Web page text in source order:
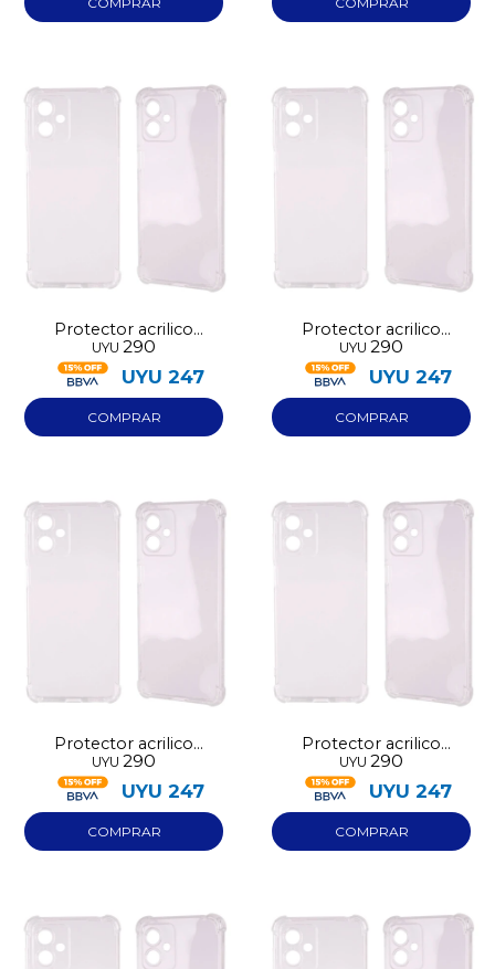
Protector acrilico
transparente Iphone 16
UYU 290
UYU 247
Protector acrilico
transparente Iphone 17
UYU 290
UYU 247
Protector acrilico
transparente Iphone 17
Pro Max
UYU 290
UYU 247
Protector acrilico
transparente Iphone 17
Pro
UYU 290
UYU 247